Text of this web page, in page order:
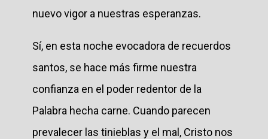
nuevo vigor a nuestras esperanzas.
Sí, en esta noche evocadora de recuerdos
santos, se hace más firme nuestra
confianza en el poder redentor de la
Palabra hecha carne. Cuando parecen
prevalecer las tinieblas y el mal, Cristo nos